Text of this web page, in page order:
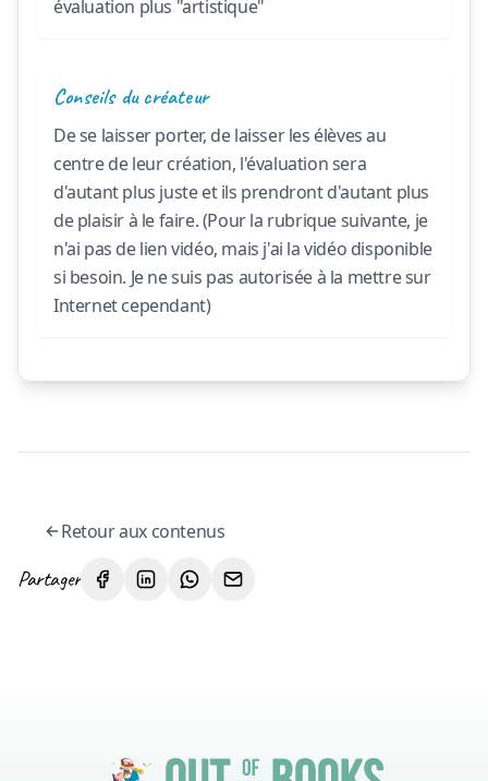
évaluation plus "artistique"
Conseils du créateur
De se laisser porter, de laisser les élèves au
centre de leur création, l'évaluation sera
d'autant plus juste et ils prendront d'autant plus
de plaisir à le faire. (Pour la rubrique suivante, je
n'ai pas de lien vidéo, mais j'ai la vidéo disponible
si besoin. Je ne suis pas autorisée à la mettre sur
Internet cependant)
Retour aux contenus
Partager